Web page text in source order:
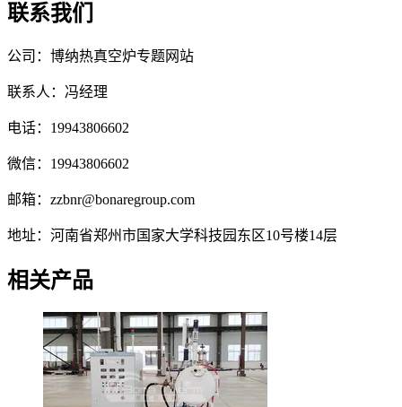
联系我们
公司：博纳热真空炉专题网站
联系人：冯经理
电话：19943806602
微信：19943806602
邮箱：zzbnr@bonaregroup.com
地址：河南省郑州市国家大学科技园东区10号楼14层
相关产品